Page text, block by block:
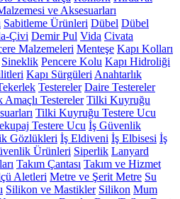
ve Aksesuarları
Sabitleme Ürünleri Dübel Dübel
Çivi Demir Pul Vida Civata
Malzemeleri Menteşe Kapı Kolları
Sineklik Pencere Kolu Kapı Hidroliği
Kapı Sürgüleri Anahtarlık
Testereler Daire Testereler
Amaçlı Testereler Tilki Kuyruğu
Tilki Kuyruğu Testere Ucu
Testere Ucu İş Güvenlik
Gözlükleri İş Eldiveni İş Elbisesi İş
Ürünleri Siperlik Lanyard
Takım Çantası Takım ve Hizmet
Aletleri Metre ve Şerit Metre Su
Silikon ve Mastikler Silikon Mum